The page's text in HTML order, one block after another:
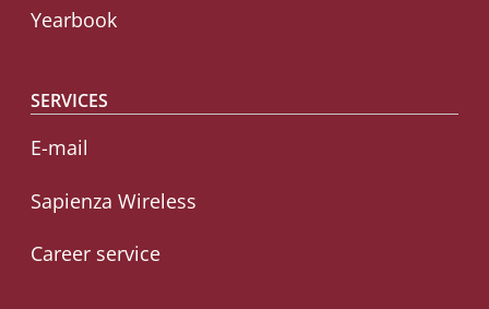
Yearbook
SERVICES
E-mail
Sapienza Wireless
Career service